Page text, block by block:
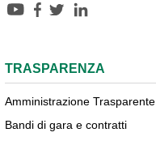
TRASPARENZA
Amministrazione Trasparente
Bandi di gara e contratti